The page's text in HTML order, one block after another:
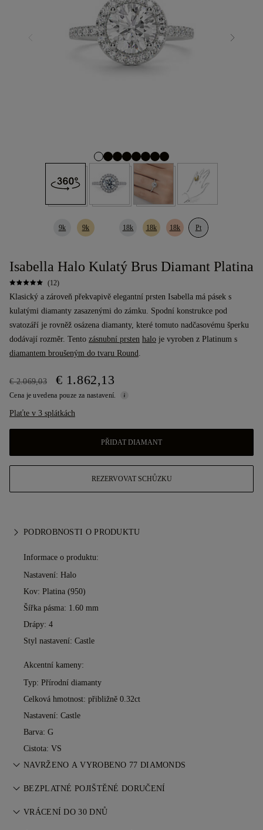
9k 9k 18k 18k 18k Pt
Isabella Halo Kulatý Brus Diamant Platina
(12)
Klasický a zároveň překvapivě elegantní prsten Isabella má pásek s
kulatými diamanty zasazenými do zámku. Spodní konstrukce pod
svatozáří je rovněž osázena diamanty, které tomuto nadčasovému šperku
dodávají rozměr. Tento zásnubní prsten halo je vyroben z Platinum s
diamantem broušeným do tvaru Round.
€ 2.069,03 € 1.862,13
Cena je uvedena pouze za nastavení.
Plaťte v 3 splátkách
PŘIDAT DIAMANT
REZERVOVAT SCHŮZKU
PODROBNOSTI O PRODUKTU
Informace o produktu:
Nastavení: Halo
Kov: Platina (950)
Šířka pásma: 1.60 mm
Drápy: 4
Styl nastavení: Castle
Akcentní kameny:
Typ: Přírodní diamanty
Celková hmotnost: přibližně 0.32ct
Nastavení: Castle
Barva: G
Cistota: VS
NAVRŽENO A VYROBENO 77 DIAMONDS
Umění šperkařství zdokonalené mistry 77 Diamonds — jeden
BEZPLATNÉ POJIŠTĚNÉ DORUČENÍ
Veškeré poštovné je zdarma, bez ohledu na to, kde žijete.
VRÁCENÍ DO 30 DNŮ